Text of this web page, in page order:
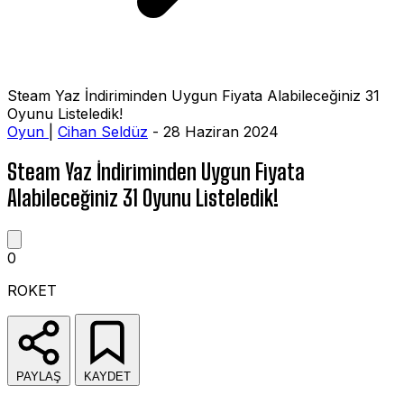
Steam Yaz İndiriminden Uygun Fiyata Alabileceğiniz 31
Oyunu Listeledik!
Oyun
Cihan Seldüz - 28 Haziran 2024
Steam Yaz İndiriminden Uygun Fiyata
Alabileceğiniz 31 Oyunu Listeledik!
0
ROKET
PAYLAŞ KAYDET